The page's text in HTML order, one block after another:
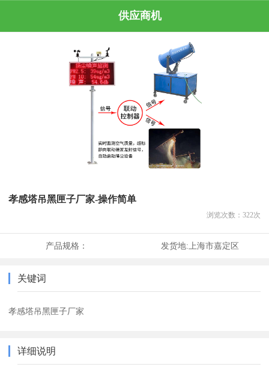
供应商机
孝感塔吊黑匣子厂家-操作简单
浏览次数： 322次
产品规格： 发货地:上海市嘉定区
关键词
孝感塔吊黑匣子厂家
详细说明